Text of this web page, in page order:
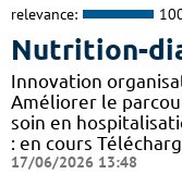
relevance:
Nutrition-
Innovation
Améliorer le
soin en
: en cours
17/06/2026 13:48